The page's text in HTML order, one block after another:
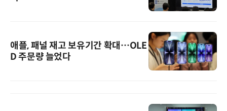
애플, 패널 재고 보유기간 확대…OLE
D 주문량 늘었다